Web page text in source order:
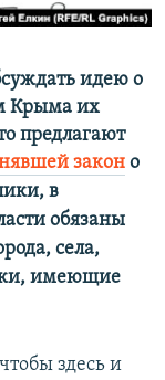
идею о
Крыма их
предлагают
закон о
в
обязаны
села,
имеющие
здесь и